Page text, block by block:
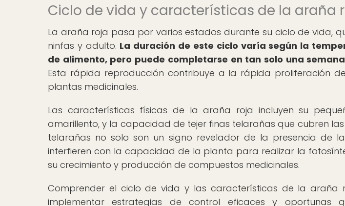
Ciclo de vida y características de la araña
La araña roja pasa por varios estados durante su ciclo de vida,
ninfas y adulto. La duración de este ciclo varía según la
de alimento, pero puede completarse en tan solo una
Esta rápida reproducción contribuye a la rápida proliferación
plantas medicinales.
Las características físicas de la araña roja incluyen su
amarillento, y la capacidad de tejer finas telarañas que cubren
telarañas no solo son un signo revelador de la presencia de
interfieren con la capacidad de la planta para realizar la
su crecimiento y producción de compuestos medicinales.
Comprender el ciclo de vida y las características de la araña
implementar estrategias de control eficaces y oportunas